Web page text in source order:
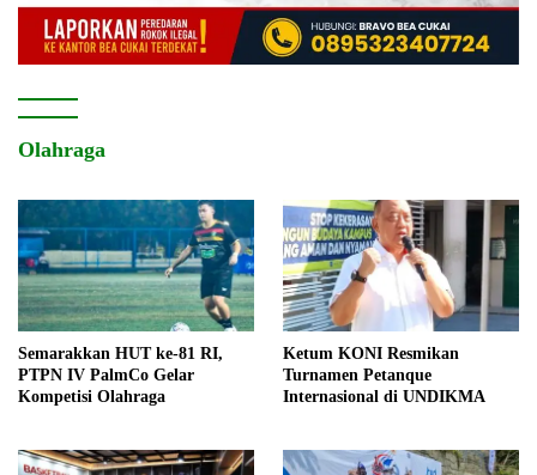
Olahraga
Semarakkan HUT ke-81 RI,
PTPN IV PalmCo Gelar
Kompetisi Olahraga
Ketum KONI Resmikan
Turnamen Petanque
Internasional di UNDIKMA